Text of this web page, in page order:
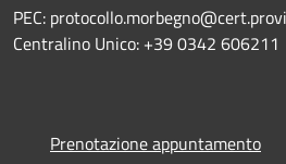
PEC:
Centralino Unico: +39 0342 606211
Prenotazione appuntamento